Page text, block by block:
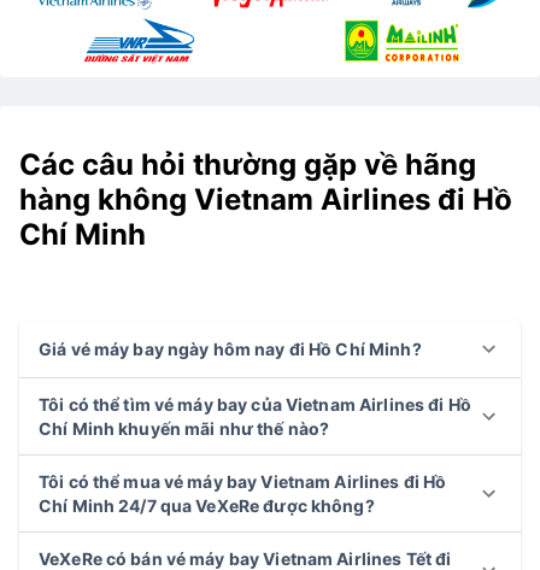
Các câu hỏi thường gặp về hãng
hàng không Vietnam Airlines đi Hồ
Chí Minh
Giá vé máy bay ngày hôm nay đi Hồ Chí Minh?
Tôi có thể tìm vé máy bay của Vietnam Airlines đi Hồ
Chí Minh khuyến mãi như thế nào?
Tôi có thể mua vé máy bay Vietnam Airlines đi Hồ
Chí Minh 24/7 qua VeXeRe được không?
VeXeRe có bán vé máy bay Vietnam Airlines Tết đi